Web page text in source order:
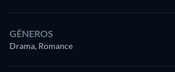
GÊNEROS
Drama, Romance